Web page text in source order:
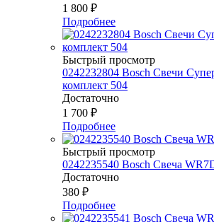
1 800 ₽
Подробнее
Быстрый просмотр
0242232804 Bosch Свечи
комплект 504
Достаточно
1 700 ₽
Подробнее
Быстрый просмотр
0242235540 Bosch Свеча
Достаточно
380 ₽
Подробнее